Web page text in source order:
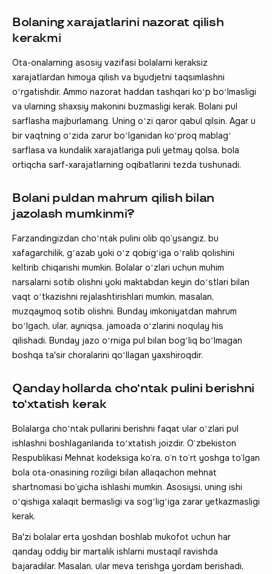
Bolaning xarajatlarini nazorat qilish
kerakmi
Ota-onalarning asosiy vazifasi bolalarni keraksiz
xarajatlardan himoya qilish va byudjetni taqsimlashni
oʻrgatishdir. Ammo nazorat haddan tashqari koʻp boʻlmasligi
va ularning shaxsiy makonini buzmasligi kerak. Bolani pul
sarflasha majburlamang. Uning oʻzi qaror qabul qilsin. Agar u
bir vaqtning oʻzida zarur boʻlganidan koʻproq mablagʻ
sarflasa va kundalik xarajatlariga puli yetmay qolsa, bola
ortiqcha sarf-xarajatlarning oqibatlarini tezda tushunadi.
Bolani puldan mahrum qilish bilan
jazolash mumkinmi?
Farzandingizdan choʻntak pulini olib qo‘ysangiz, bu
xafagarchilik, gʻazab yoki oʻz qobigʻiga oʻralib qolishini
keltirib chiqarishi mumkin. Bolalar oʻzlari uchun muhim
narsalarni sotib olishni yoki maktabdan keyin doʻstlari bilan
vaqt oʻtkazishni rejalashtirishlari mumkin, masalan,
muzqaymoq sotib olishni. Bunday imkoniyatdan mahrum
boʻlgach, ular, ayniqsa, jamoada oʻzlarini noqulay his
qilishadi. Bunday jazo oʻrniga pul bilan bogʻliq boʻlmagan
boshqa ta'sir choralarini qoʻllagan yaxshiroqdir.
Qanday hollarda choʻntak pulini berishni
toʻxtatish kerak
Bolalarga choʻntak pullarini berishni faqat ular oʻzlari pul
ishlashni boshlaganlarida toʻxtatish joizdir. O‘zbekiston
Respublikasi Mehnat kodeksiga ko‘ra, o‘n to‘rt yoshga to‘lgan
bola ota-onasining roziligi bilan allaqachon mehnat
shartnomasi bo‘yicha ishlashi mumkin. Asosiysi, uning ishi
oʻqishiga xalaqit bermasligi va sogʻligʻiga zarar yetkazmasligi
kerak.
Ba'zi bolalar erta yoshdan boshlab mukofot uchun har
qanday oddiy bir martalik ishlarni mustaqil ravishda
bajaradilar. Masalan, ular meva terishga yordam berishadi,